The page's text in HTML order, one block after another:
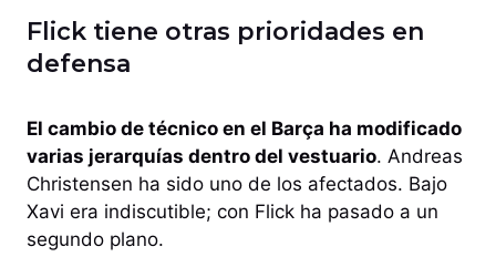
Flick tiene otras prioridades en
defensa
El cambio de técnico en el Barça ha modificado
varias jerarquías dentro del vestuario. Andreas
Christensen ha sido uno de los afectados. Bajo
Xavi era indiscutible; con Flick ha pasado a un
segundo plano.